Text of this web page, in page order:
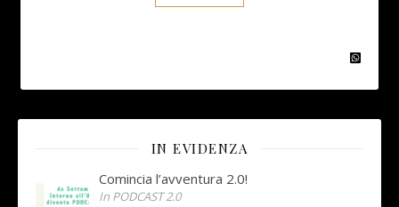
IN EVIDENZA
Comincia l’avventura 2.0!
In PODCAST 2.0